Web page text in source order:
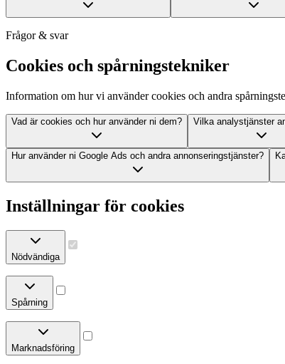
Frågor & svar
Cookies och spårningstekniker
Information om hur vi använder cookies och andra
Vad är cookies och hur använder ni dem? Vilka analystjänster
Hur använder ni Google Ads och andra annonseringstjänster?
Inställningar för cookies
Nödvändiga
Spårning
Marknadsföring